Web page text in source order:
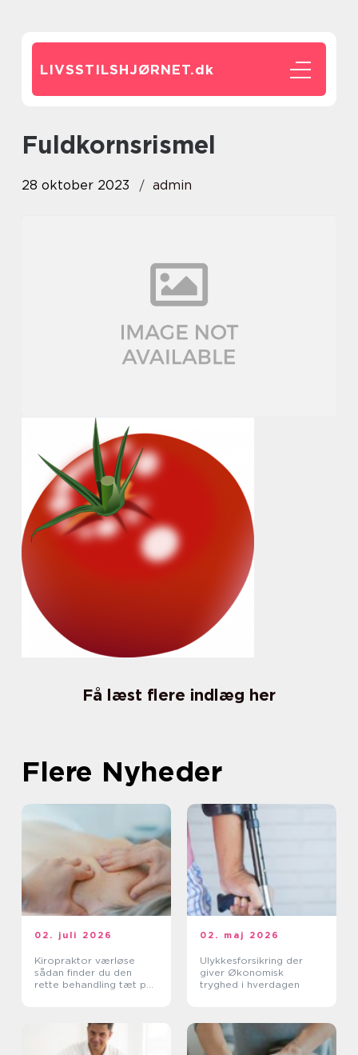
LIVSSTILSHJØRNET.dk
fuldkornsrismel
28 oktober 2023 admin
Få læst flere indlæg her
Flere Nyheder
02. juli 2026
Kiropraktor værløse
sådan finder du den
rette behandling tæt på
02. maj 2026
Ulykkesforsikring der
giver Økonomisk
tryghed i hverdagen